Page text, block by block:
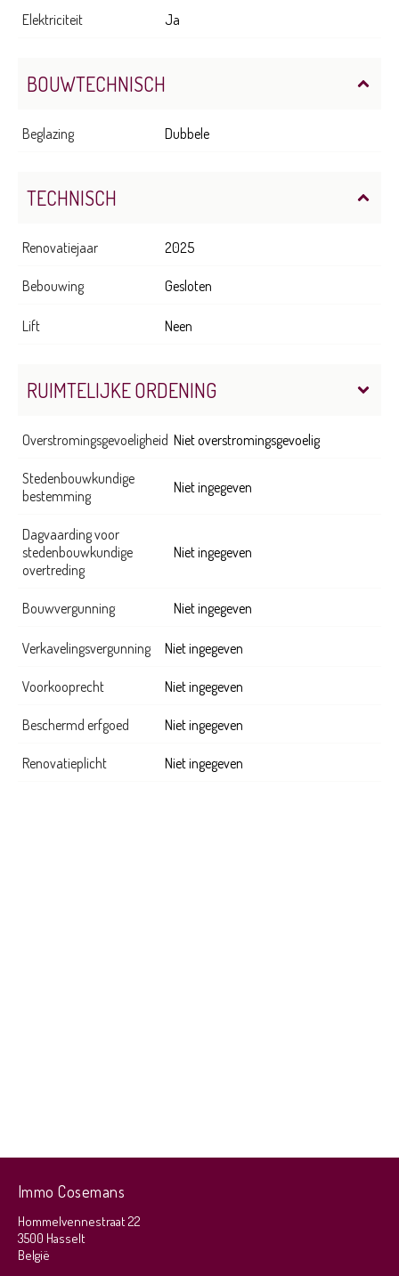
Elektriciteit Ja
BOUWTECHNISCH
Beglazing Dubbele
TECHNISCH
Renovatiejaar 2025
Bebouwing Gesloten
Lift Neen
RUIMTELIJKE ORDENING
Overstromingsgevoeligheid Niet overstromingsgevoelig
Stedenbouwkundige
bestemming
Niet ingegeven
Dagvaarding voor
stedenbouwkundige
overtreding
Niet ingegeven
Bouwvergunning Niet ingegeven
Verkavelingsvergunning Niet ingegeven
Voorkooprecht Niet ingegeven
Beschermd erfgoed Niet ingegeven
Renovatieplicht Niet ingegeven
Immo Cosemans
Hommelvennestraat 22
3500 Hasselt
België